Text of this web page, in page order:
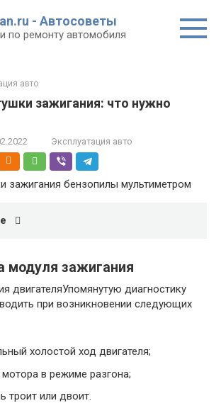
- Автосоветы
по ремонту автомобиля
авто
зажигания: что нужно
Эксплуатация авто
модуля зажигания
двигателяУпомянутую диагностику
при возникновении следующих
холостой ход двигателя;
в режиме разгона;
троит или двоит.